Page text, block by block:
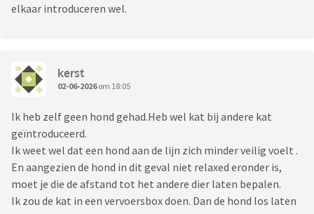
elkaar introduceren wel.
kerst
02-06-2026om 18:05
Ik heb zelf geen hond gehad.Heb wel kat bij andere kat
geïntroduceerd.
Ik weet wel dat een hond aan de lijn zich minder veilig voelt .
En aangezien de hond in dit geval niet relaxed eronder is,
moet je die de afstand tot het andere dier laten bepalen.
Ik zou de kat in een vervoersbox doen. Dan de hond los laten